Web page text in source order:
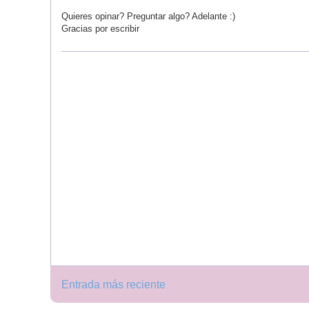
Quieres opinar? Preguntar algo? Adelante :)
Gracias por escribir
Entrada más reciente